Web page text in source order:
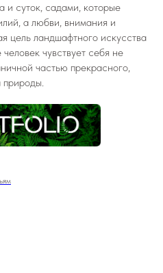
и суток, садами, которые
а любви, внимания и
цель ландшафтного искусства
чувствует себя не
частью прекрасного,